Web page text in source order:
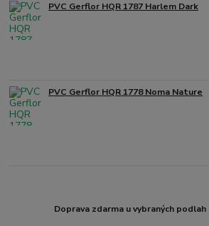
PVC Gerflor HQR 1787 Harlem Dark
PVC Gerflor HQR 1778 Noma Nature
Doprava zdarma u vybraných podlah